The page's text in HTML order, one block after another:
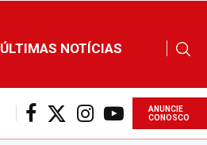
ÚLTIMAS NOTÍCIAS
ANUNCIE
CONOSCO